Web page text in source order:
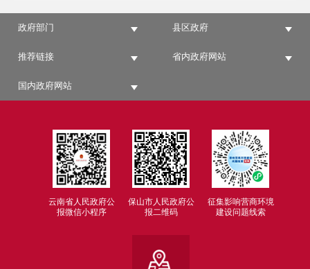
政府部门 县区政府
推荐链接 省内政府网站
国内政府网站
云南省人民政府公
报微信小程序
保山市人民政府公
报二维码
征集影响营商环境
建设问题线索